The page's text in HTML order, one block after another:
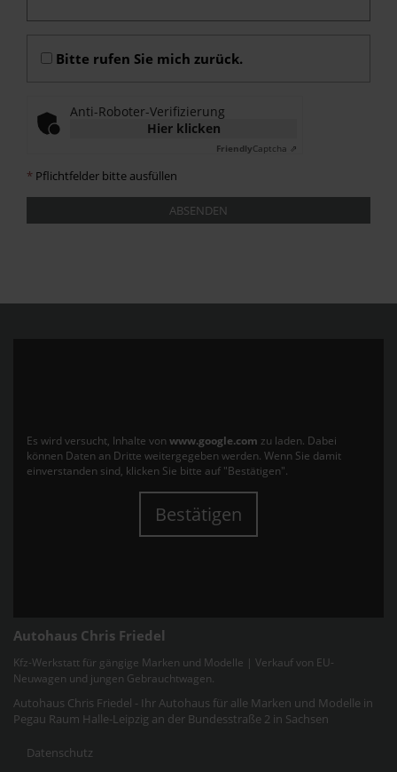
Bitte rufen Sie mich zurück.
Anti-Roboter-Verifizierung
Hier klicken
FriendlyCaptcha ⇗
* Pflichtfelder bitte ausfüllen
ABSENDEN
Es wird versucht, Inhalte von www.google.com zu laden. Dabei
können Daten an Dritte weitergegeben werden. Wenn Sie damit
einverstanden sind, klicken Sie bitte auf "Bestätigen".
Bestätigen
Autohaus Chris Friedel
Kfz-Werkstatt für gängige Marken und Modelle | Verkauf von EU-
Neuwagen und jungen Gebrauchtwagen.
Autohaus Chris Friedel - Ihr Autohaus für alle Marken und Modelle in
Pegau Raum Halle-Leipzig an der Bundesstraße 2 in Sachsen
Datenschutz